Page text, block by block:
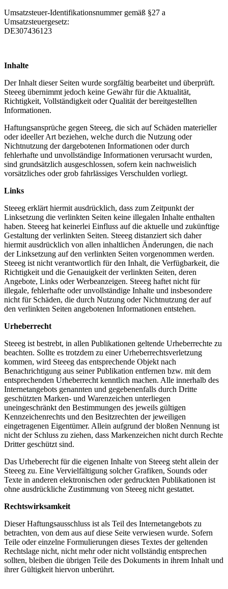
Umsatzsteuer-Identifikationsnummer gemäß §27 a
Umsatzsteuergesetz:
DE307436123
Inhalte
Der Inhalt dieser Seiten wurde sorgfältig bearbeitet und überprüft.
Steeeg übernimmt jedoch keine Gewähr für die Aktualität,
Richtigkeit, Vollständigkeit oder Qualität der bereitgestellten
Informationen.
Haftungsansprüche gegen Steeeg, die sich auf Schäden materieller
oder ideeller Art beziehen, welche durch die Nutzung oder
Nichtnutzung der dargebotenen Informationen oder durch
fehlerhafte und unvollständige Informationen verursacht wurden,
sind grundsätzlich ausgeschlossen, sofern kein nachweislich
vorsätzliches oder grob fahrlässiges Verschulden vorliegt.
Links
Steeeg erklärt hiermit ausdrücklich, dass zum Zeitpunkt der
Linksetzung die verlinkten Seiten keine illegalen Inhalte enthalten
haben. Steeeg hat keinerlei Einfluss auf die aktuelle und zukünftige
Gestaltung der verlinkten Seiten. Steeeg distanziert sich daher
hiermit ausdrücklich von allen inhaltlichen Änderungen, die nach
der Linksetzung auf den verlinkten Seiten vorgenommen werden.
Steeeg ist nicht verantwortlich für den Inhalt, die Verfügbarkeit, die
Richtigkeit und die Genauigkeit der verlinkten Seiten, deren
Angebote, Links oder Werbeanzeigen. Steeeg haftet nicht für
illegale, fehlerhafte oder unvollständige Inhalte und insbesondere
nicht für Schäden, die durch Nutzung oder Nichtnutzung der auf
den verlinkten Seiten angebotenen Informationen entstehen.
Urheberrecht
Steeeg ist bestrebt, in allen Publikationen geltende Urheberrechte zu
beachten. Sollte es trotzdem zu einer Urheberrechtsverletzung
kommen, wird Steeeg das entsprechende Objekt nach
Benachrichtigung aus seiner Publikation entfernen bzw. mit dem
entsprechenden Urheberrecht kenntlich machen. Alle innerhalb des
Internetangebots genannten und gegebenenfalls durch Dritte
geschützten Marken- und Warenzeichen unterliegen
uneingeschränkt den Bestimmungen des jeweils gültigen
Kennzeichenrechts und den Besitzrechten der jeweiligen
eingetragenen Eigentümer. Allein aufgrund der bloßen Nennung ist
nicht der Schluss zu ziehen, dass Markenzeichen nicht durch Rechte
Dritter geschützt sind.
Das Urheberecht für die eigenen Inhalte von Steeeg steht allein der
Steeeg zu. Eine Vervielfältigung solcher Grafiken, Sounds oder
Texte in anderen elektronischen oder gedruckten Publikationen ist
ohne ausdrückliche Zustimmung von Steeeg nicht gestattet.
Rechtswirksamkeit
Dieser Haftungsausschluss ist als Teil des Internetangebots zu
betrachten, von dem aus auf diese Seite verwiesen wurde. Sofern
Teile oder einzelne Formulierungen dieses Textes der geltenden
Rechtslage nicht, nicht mehr oder nicht vollständig entsprechen
sollten, bleiben die übrigen Teile des Dokuments in ihrem Inhalt und
ihrer Gültigkeit hiervon unberührt.